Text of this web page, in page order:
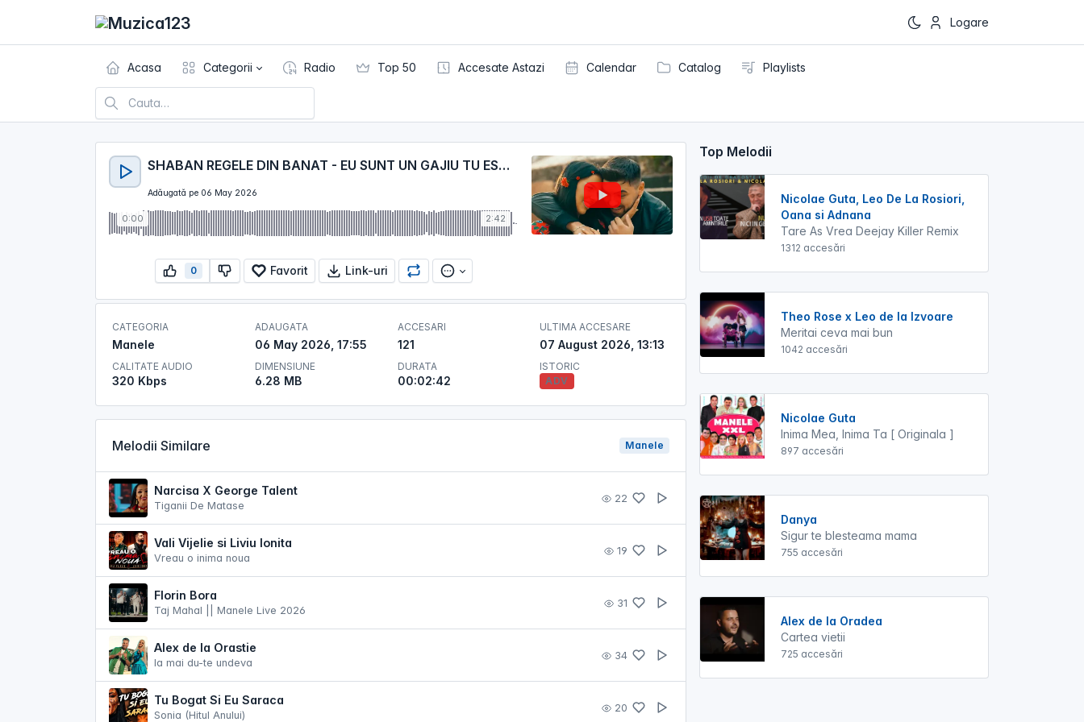
Logare
Acasa Categorii Radio Top 50 Accesate Astazi Calendar Catalog Playlists
SHABAN REGELE DIN BANAT - EU SUNT UN GAJIU TU ESTI DIN TIGANIE
Adăugată pe 06 May 2026
0:00 2:42
0 Favorit Link-uri
CATEGORIA
Manele
CALITATE AUDIO
320 Kbps
ADAUGATA
06 May 2026, 17:55
DIMENSIUNE
6.28 MB
ACCESARI
121
DURATA
00:02:42
ULTIMA ACCESARE
07 August 2026, 13:13
ISTORIC
ADV
Melodii Similare Manele
Narcisa X George Talent
Tiganii De Matase
22
Vali Vijelie si Liviu Ionita
Vreau o inima noua
19
Florin Bora
Taj Mahal || Manele Live 2026
31
Alex de la Orastie
Ia mai du-te undeva
34
Tu Bogat Si Eu Saraca
Sonia (Hitul Anului)
20
Top Melodii
Nicolae Guta, Leo De La Rosiori,
Oana si Adnana
Tare As Vrea Deejay Killer Remix
1312 accesări
Theo Rose x Leo de la Izvoare
Meritai ceva mai bun
1042 accesări
Nicolae Guta
Inima Mea, Inima Ta [ Originala ]
897 accesări
Danya
Sigur te blesteama mama
755 accesări
Alex de la Oradea
Cartea vietii
725 accesări